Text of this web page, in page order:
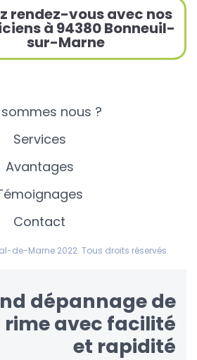
rendez-vous avec nos
à 94380 Bonneuil-
sur-Marne
sommes nous ?
Services
Avantages
Contact
de-Marne 2022. Tous droits réservés.
dépannage de
rime avec facilité
et rapidité